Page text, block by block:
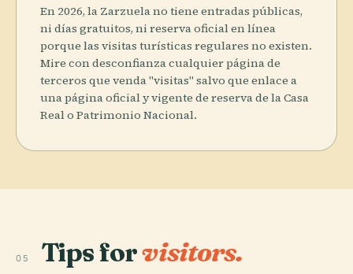
En 2026, la Zarzuela no tiene entradas públicas,
ni días gratuitos, ni reserva oficial en línea
porque las visitas turísticas regulares no existen.
Mire con desconfianza cualquier página de
terceros que venda "visitas" salvo que enlace a
una página oficial y vigente de reserva de la Casa
Real o Patrimonio Nacional.
05 Tips forvisitors.